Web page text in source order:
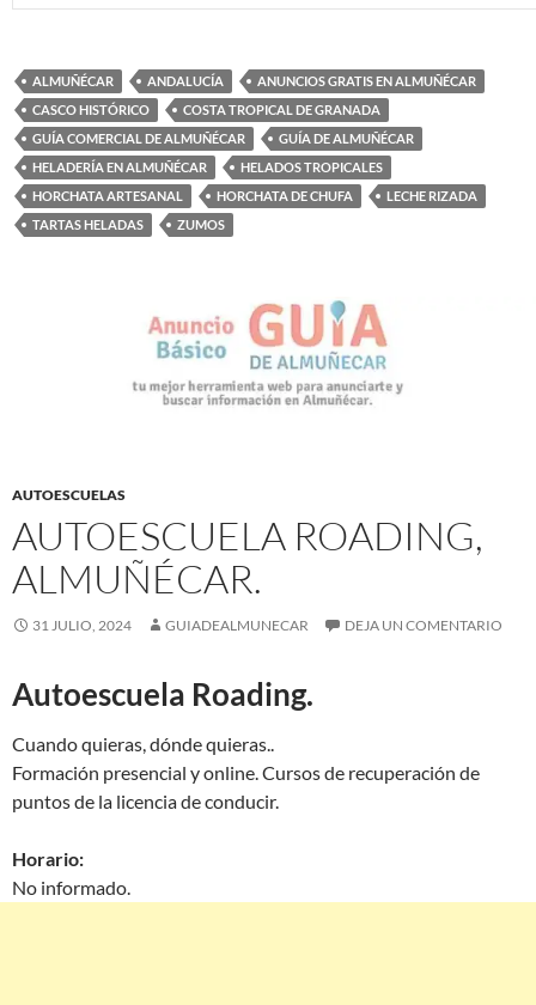
ALMUÑÉCAR ANDALUCÍA
ANUNCIOS GRATIS EN ALMUÑÉCAR
CASCO HISTÓRICO
COSTA TROPICAL DE GRANADA
GUÍA COMERCIAL DE ALMUÑÉCAR
GUÍA DE ALMUÑÉCAR
HELADERÍA EN ALMUÑÉCAR
HELADOS TROPICALES
HORCHATA ARTESANAL
HORCHATA DE CHUFA
LECHE RIZADA
TARTAS HELADAS
ZUMOS
AUTOESCUELAS
AUTOESCUELA ROADING,
ALMUÑÉCAR.
31 JULIO, 2024 GUIADEALMUNECAR DEJA UN COMENTARIO
Autoescuela Roading.
Cuando quieras, dónde quieras..
Formación presencial y online. Cursos de recuperación de
puntos de la licencia de conducir.
Horario:
No informado.